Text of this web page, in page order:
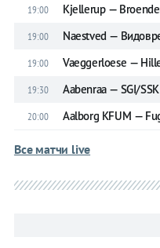
19:00 Kjellerup —
19:00 Naestved —
19:00 Vaeggerloese —
19:30 Aabenraa — SGI/SSK
20:00 Aalborg KFUM —
Все матчи live